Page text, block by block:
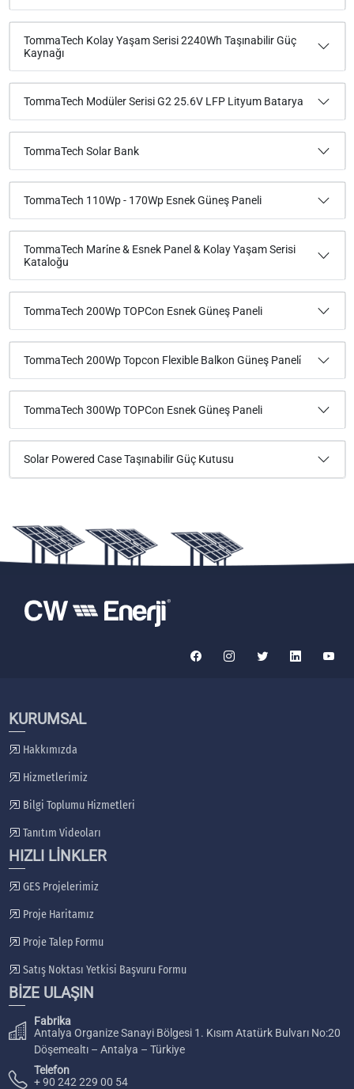
TommaTech Kolay Yaşam Serisi 2240Wh Taşınabilir Güç
Kaynağı
TommaTech Modüler Serisi G2 25.6V LFP Lityum Batarya
TommaTech Solar Bank
TommaTech 110Wp - 170Wp Esnek Güneş Paneli
TommaTech Mari̇ne & Esnek Panel & Kolay Yaşam Serisi
Kataloğu
TommaTech 200Wp TOPCon Esnek Güneş Paneli
TommaTech 200Wp Topcon Flexible Balkon Güneş Paneli̇
TommaTech 300Wp TOPCon Esnek Güneş Paneli
Solar Powered Case Taşınabilir Güç Kutusu
KURUMSAL
Hakkımızda
Hizmetlerimiz
Bilgi Toplumu Hizmetleri
Tanıtım Videoları
HIZLI LİNKLER
GES Projelerimiz
Proje Haritamız
Proje Talep Formu
Satış Noktası Yetkisi Başvuru Formu
BİZE ULAŞIN
Fabrika
Antalya Organize Sanayi Bölgesi 1. Kısım Atatürk Bulvarı No:20
Döşemealtı – Antalya – Türkiye
Telefon
+ 90 242 229 00 54